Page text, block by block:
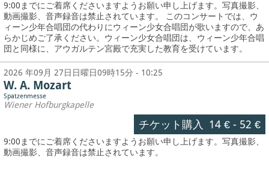
9:00までにご着席くださいますようお願い申し上げます。写真撮影、
動画撮影、音声録音は禁止されています。 このコンサートでは、ウ
ィーン少年合唱団の代わりにウィーン少女合唱団が歌いますので、あ
らかじめご了承ください。ウィーン少女合唱団は、ウィーン少年合唱
団と同様に、アウガルテン宮殿で充実した教育を受けています。
2026 年09月 27日日曜日09時15分 - 10:25
W. A. Mozart
Spatzenmesse
Wiener Hofburgkapelle
チケット購入 14 €- 52 €
9:00までにご着席くださいますようお願い申し上げます。写真撮影、
動画撮影、音声録音は禁止されています。